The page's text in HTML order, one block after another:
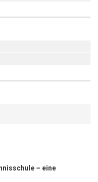
– eine